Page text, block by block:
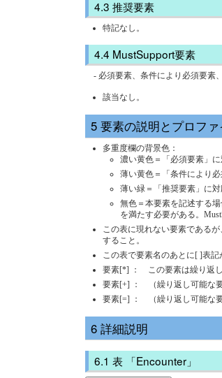
推奨要素
特記なし。
MustSupport要素
- 必須要素、条件により必須要素
該当なし。
要素の説明とプロフ
多重度欄の背景色：
濃い黄色＝「必須要素」に
薄い黄色＝「条件により必
薄い緑＝「推奨要素」に対
無色＝本要素を記述する
を満たす必要がある。
この表に現れない要素である
すること。
この表で要素名のあとに[ ]表記
要素[*] ： この要素は繰り返し
要素[+] ： （繰り返し可能な
要素[=] ： （繰り返し可能な
詳細説明
表 「Encounter」